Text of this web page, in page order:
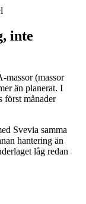
inte
massor (massor
än planerat. I
först månader
Svevia samma
hantering än
låg redan